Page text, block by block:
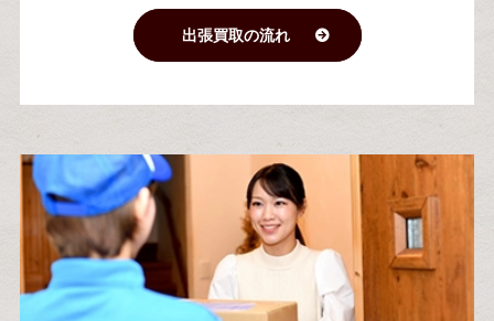
出張買取の流れ